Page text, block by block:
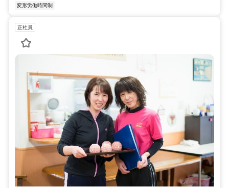
変形労働時間制
正社員